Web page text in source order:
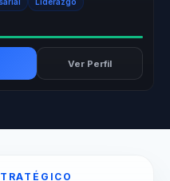
Liderazgo
Ver Perfil